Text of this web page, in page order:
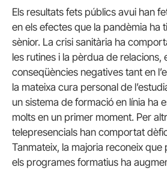
Els resultats fets públics avui han
en els efectes que la pandèmia ha
sènior. La crisi sanitària ha
les rutines i la pèrdua de relacions,
conseqüències negatives tant en
la mateixa cura personal de
un sistema de formació en línia ha
molts en un primer moment. Per
telepresencials han comportat
Tanmateix, la majoria reconeix
els programes formatius ha